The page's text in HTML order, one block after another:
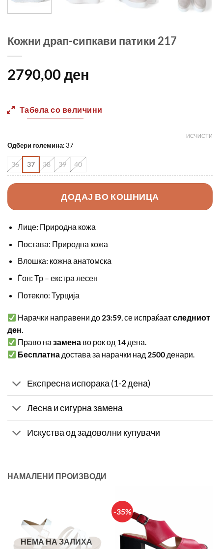
Кожни драп-сипкави патики 217
2790,00 ден
Табела со величини
Одбери големина:37
36 37 38 39 40
ИСЧИСТИ
ДОДАЈ ВО КОШНИЦА
Лице: Природна кожа
Постава: Природна кожа
Влошка: кожна анатомска
Ѓон: Тр – екстра лесен
Потекло: Турција
Нарачки направени до 23:59, се испраќаатследниот
ден.
Право назамена во рок од 14 дена.
Бесплатна достава за нарачки над 2500 денари.
Експресна испорака (1-2 дена)
Лесна и сигурна замена
Искуства од задоволни купувачи
НАМАЛЕНИ ПРОИЗВОДИ
НЕМА НА ЗАЛИХА
-35%